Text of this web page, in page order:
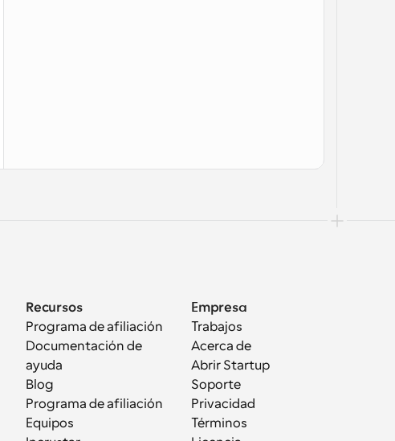
Recursos
Programa de afiliación
Documentación de
ayuda
Blog
Programa de afiliación
Equipos
Empresa
Trabajos
Acerca de
Abrir Startup
Soporte
Privacidad
Términos